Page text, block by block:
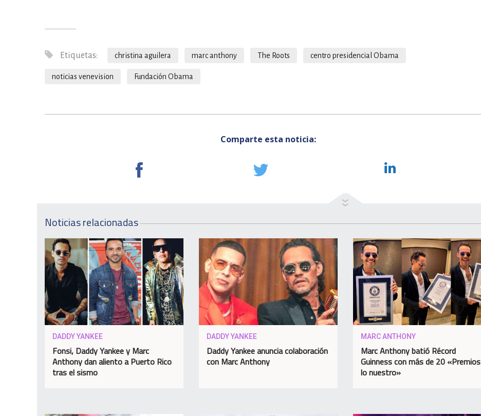
Etiquetas: christina aguilera marc anthony The Roots centro presidencial Obama
noticias venevision Fundación Obama
Comparte esta noticia:
Noticias relacionadas
DADDY YANKEE
Fonsi, Daddy Yankee y Marc
Anthony dan aliento a Puerto Rico
tras el sismo
DADDY YANKEE
Daddy Yankee anuncia colaboración
con Marc Anthony
MARC ANTHONY
Marc Anthony batió Récord
Guinness con más de 20 «Premios
lo nuestro»